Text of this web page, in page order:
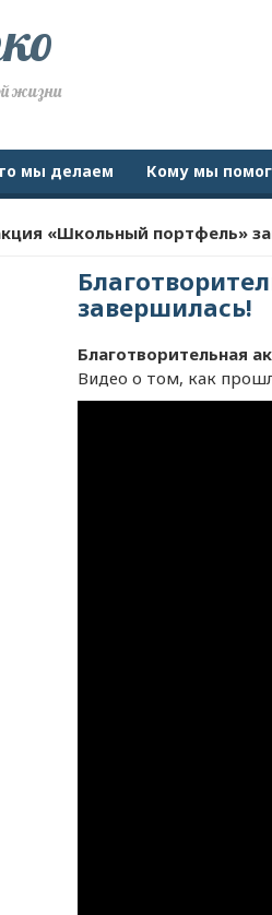
жизни
мы делаем Кому мы
«Школьный портфель»
завершилась!
Благотворительная
Видео о том, как